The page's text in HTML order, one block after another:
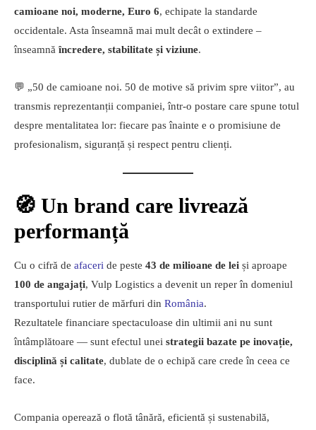
camioane noi, moderne, Euro 6, echipate la standarde
occidentale. Asta înseamnă mai mult decât o extindere –
înseamnă încredere, stabilitate și viziune.
💬 „50 de camioane noi. 50 de motive să privim spre viitor”, au
transmis reprezentanții companiei, într-o postare care spune totul
despre mentalitatea lor: fiecare pas înainte e o promisiune de
profesionalism, siguranță și respect pentru clienți.
🧭 Un brand care livrează
performanță
Cu o cifră de afaceri de peste 43 de milioane de lei și aproape
100 de angajați, Vulp Logistics a devenit un reper în domeniul
transportului rutier de mărfuri din România.
Rezultatele financiare spectaculoase din ultimii ani nu sunt
întâmplătoare — sunt efectul unei strategii bazate pe inovație,
disciplină și calitate, dublate de o echipă care crede în ceea ce
face.
Compania operează o flotă tânără, eficientă și sustenabilă,